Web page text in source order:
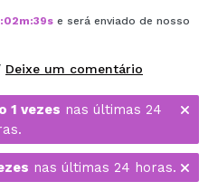
:02m:38s e será enviado de nosso
Deixe um comentário
1 vezes nas últimas 24
nas últimas 24 horas.